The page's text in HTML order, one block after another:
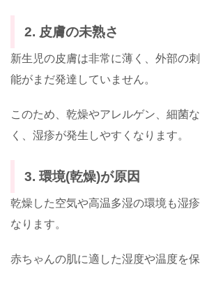
2. 皮膚の未熟さ
新生児の皮膚は非常に薄く、外部の
能がまだ発達していません。
このため、乾燥やアレルゲン、細菌
く、湿疹が発生しやすくなります。
3. 環境(乾燥)が原因
乾燥した空気や高温多湿の環境も湿
なります。
赤ちゃんの肌に適した湿度や温度を